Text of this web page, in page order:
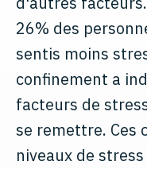
26% des
sentis moins
confinement a
facteurs de
se remettre. Ces
niveaux de